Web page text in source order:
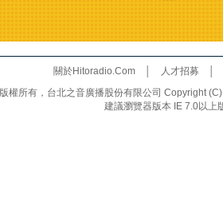
關於Hitoradio.Com│ 人才招募
版權所有，台北之音廣播股份有限公司 Copyright
建議瀏覽器版本 IE 7.0以上